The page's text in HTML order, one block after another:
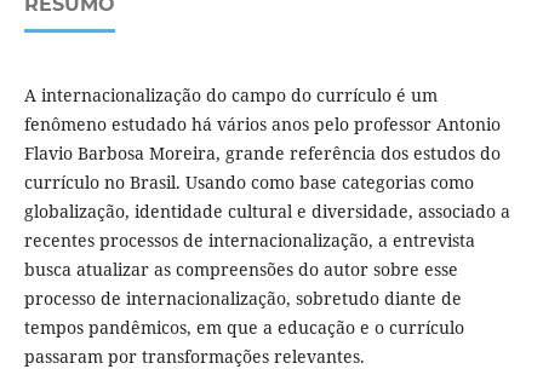
A internacionalização do campo do currículo é um
fenômeno estudado há vários anos pelo professor Antonio
Flavio Barbosa Moreira, grande referência dos estudos do
currículo no Brasil. Usando como base categorias como
globalização, identidade cultural e diversidade, associado a
recentes processos de internacionalização, a entrevista
busca atualizar as compreensões do autor sobre esse
processo de internacionalização, sobretudo diante de
tempos pandêmicos, em que a educação e o currículo
passaram por transformações relevantes.